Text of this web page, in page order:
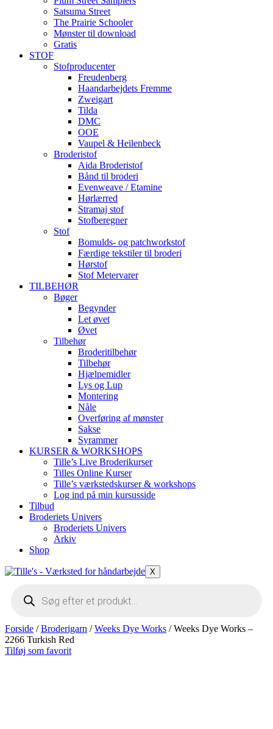
Satsuma Street
The Prairie Schooler
Mønster til download
Gratis
STOF
Stofproducenter
Freudenberg
Haandarbejdets Fremme
Zweigart
Tilda
DMC
OOE
Vaupel & Heilenbeck
Broderistof
Aida Broderistof
Bånd til broderi
Evenweave / Etamine
Hørlærred
Stramaj stof
Stofberegner
Stof
Bomulds- og patchworkstof
Færdige tekstiler til broderi
Hørstof
Stof Metervarer
TILBEHØR
Bøger
Begynder
Let øvet
Øvet
Tilbehør
Broderitilbehør
Tilbehør
Hjælpemidler
Lys og Lup
Montering
Nåle
Overføring af mønster
Sakse
Syrammer
KURSER & WORKSHOPS
Tille’s Live Broderikurser
Tilles Online Kurser
Tille’s værkstedskurser & workshops
Log ind på min kursusside
Tilbud
Broderiets Univers
Broderiets Univers
Arkiv
Shop
X
search
Forside /Broderigarn /Weeks Dye Works / Weeks Dye Works –
2266 Turkish Red
Tilføj som favorit